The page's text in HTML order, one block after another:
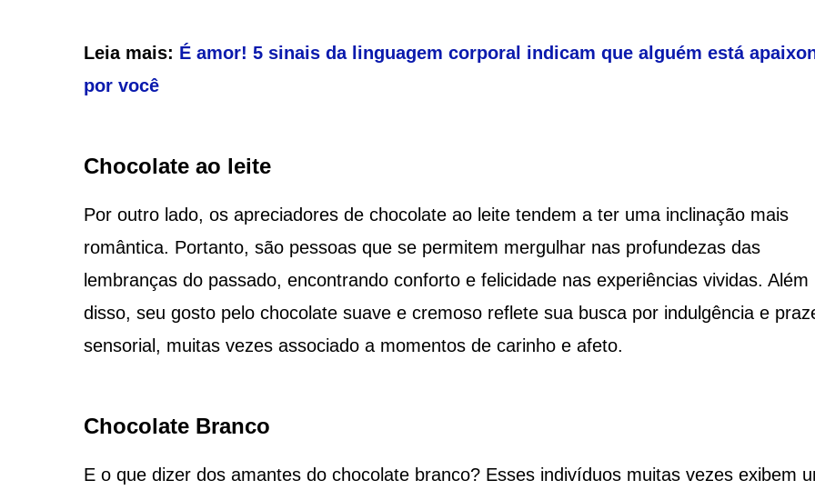
Leia mais: É amor! 5 sinais da linguagem corporal indicam que alguém está
por você
Chocolate ao leite
Por outro lado, os apreciadores de chocolate ao leite tendem a ter uma inclinação mais
romântica. Portanto, são pessoas que se permitem mergulhar nas profundezas das
lembranças do passado, encontrando conforto e felicidade nas experiências vividas. Além
disso, seu gosto pelo chocolate suave e cremoso reflete sua busca por indulgência e
sensorial, muitas vezes associado a momentos de carinho e afeto.
Chocolate Branco
E o que dizer dos amantes do chocolate branco? Esses indivíduos muitas vezes exibem